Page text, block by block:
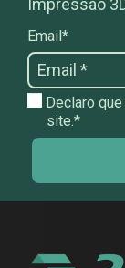
Impressão
Email*
Declaro
site.*